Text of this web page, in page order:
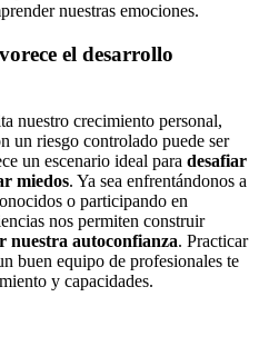
nuestras emociones.
el desarrollo
nuestro crecimiento personal,
un riesgo controlado puede ser
un escenario ideal para desafiar
miedos. Ya sea enfrentándonos a
o participando en
nos permiten construir
nuestra autoconfianza. Practicar
buen equipo de profesionales te
y capacidades.